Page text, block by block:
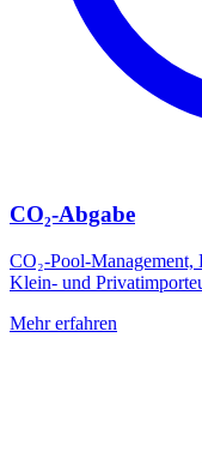
CO₂-Abgabe
CO₂-Pool-Management,
Klein- und
Mehr erfahren